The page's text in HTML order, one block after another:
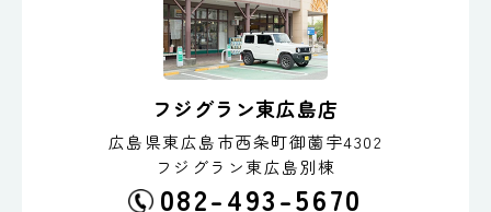
フジグラン東広島店
広島県東広島市西条町御薗宇4302
フジグラン東広島別棟
082-493-5670